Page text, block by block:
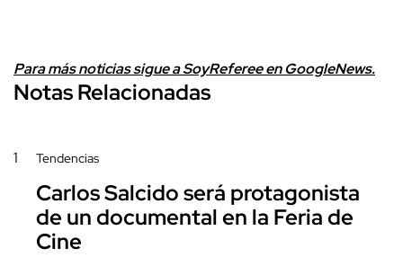
Para más noticias sigue a SoyReferee en GoogleNews.
Notas Relacionadas
1 Tendencias
Carlos Salcido será protagonista
de un documental en la Feria de
Cine